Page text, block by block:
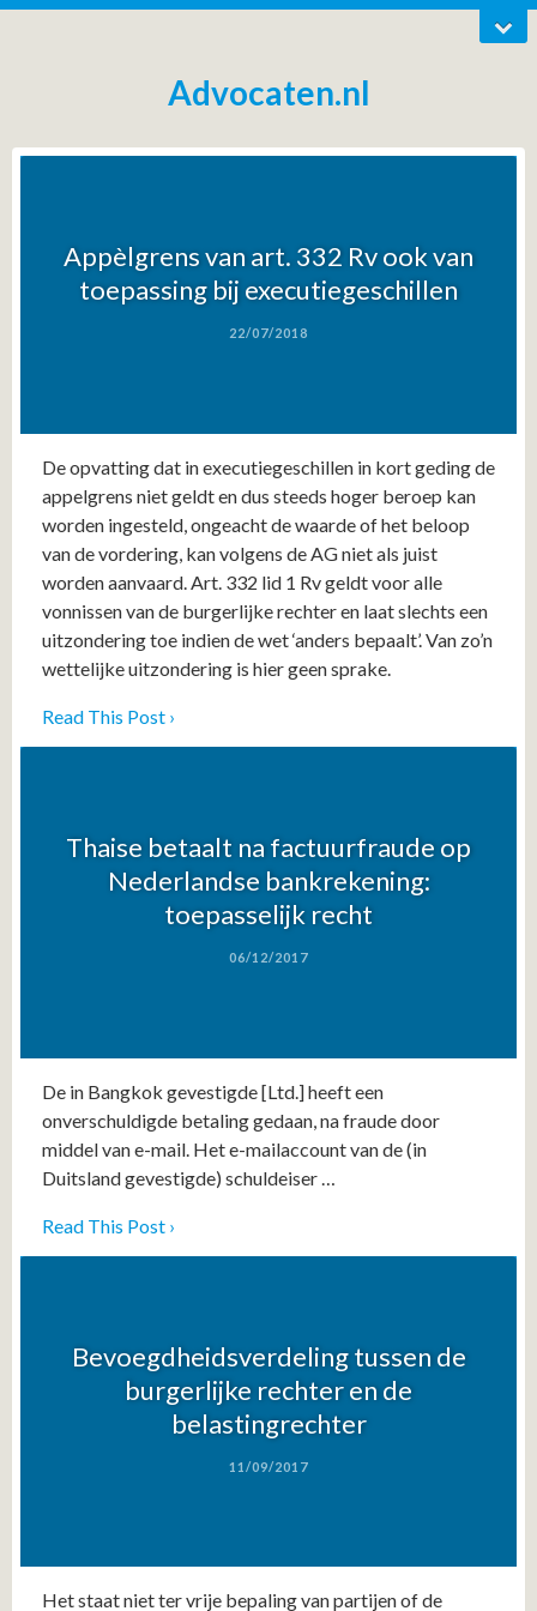
Advocaten.nl
Appèlgrens van art. 332 Rv ook van
toepassing bij executiegeschillen
22/07/2018
De opvatting dat in executiegeschillen in kort geding de
appelgrens niet geldt en dus steeds hoger beroep kan
worden ingesteld, ongeacht de waarde of het beloop
van de vordering, kan volgens de AG niet als juist
worden aanvaard. Art. 332 lid 1 Rv geldt voor alle
vonnissen van de burgerlijke rechter en laat slechts een
uitzondering toe indien de wet ‘anders bepaalt’. Van zo’n
wettelijke uitzondering is hier geen sprake.
Read This Post ›
Thaise betaalt na factuurfraude op
Nederlandse bankrekening:
toepasselijk recht
06/12/2017
De in Bangkok gevestigde [Ltd.] heeft een
onverschuldigde betaling gedaan, na fraude door
middel van e-mail. Het e-mailaccount van de (in
Duitsland gevestigde) schuldeiser …
Read This Post ›
Bevoegdheidsverdeling tussen de
burgerlijke rechter en de
belastingrechter
11/09/2017
Het staat niet ter vrije bepaling van partijen of de